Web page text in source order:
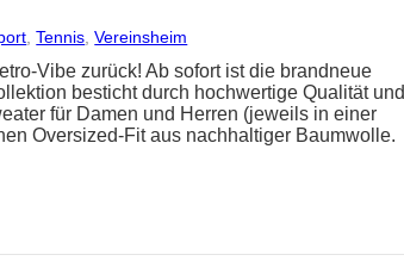
, Tennis , Vereinsheim
Vibe zurück! Ab sofort ist die brandneue
besticht durch hochwertige Qualität und
für Damen und Herren (jeweils in einer
Oversized-Fit aus nachhaltiger Baumwolle.